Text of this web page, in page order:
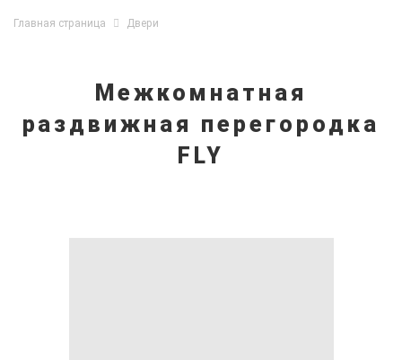
Главная страница Двери
Межкомнатная
раздвижная перегородка
FLY